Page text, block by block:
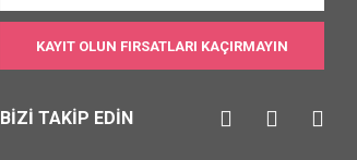
KAYIT OLUN FIRSATLARI KAÇIRMAYIN
BİZİ TAKİP EDİN